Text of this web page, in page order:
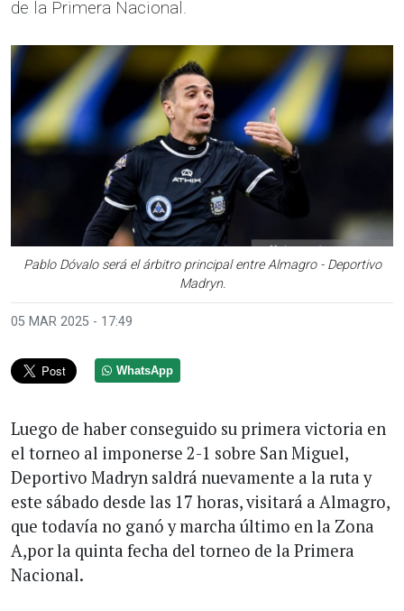
de la Primera Nacional.
Pablo Dóvalo será el árbitro principal entre Almagro - Deportivo
Madryn.
05 MAR 2025 - 17:49
WhatsApp
Luego de haber conseguido su primera victoria en
el torneo al imponerse 2-1 sobre San Miguel,
Deportivo Madryn saldrá nuevamente a la ruta y
este sábado desde las 17 horas, visitará a Almagro,
que todavía no ganó y marcha último en la Zona
A,por la quinta fecha del torneo de la Primera
Nacional.